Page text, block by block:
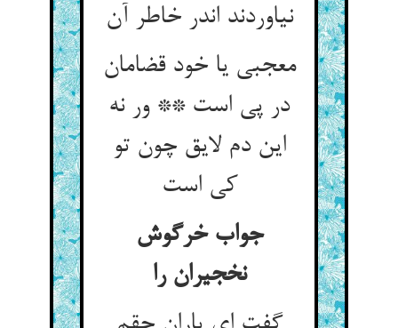
نیاوردند اندر خاطر آن‌‌
معجبی یا خود قضامان
در پی است ** ور نه
این دم لایق چون تو
کی است‌‌
جواب خرگوش
نخجیران را